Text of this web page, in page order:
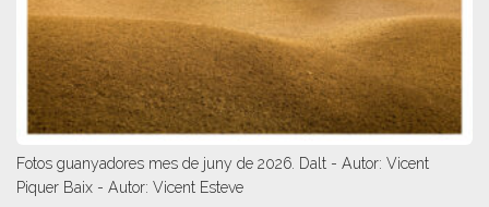
Fotos guanyadores mes de juny de 2026. Dalt - Autor: Vicent
Piquer Baix - Autor: Vicent Esteve